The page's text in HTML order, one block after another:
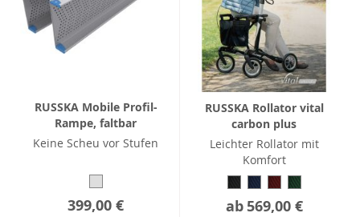
RUSSKA Mobile Profil-
Rampe, faltbar
Keine Scheu vor Stufen
399,00 €
RUSSKA Rollator vital
carbon plus
Leichter Rollator mit
Komfort
ab 569,00 €